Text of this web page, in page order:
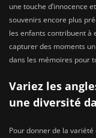
une touche d’innocence
souvenirs encore plus
les enfants contribuent à
capturer des moments
dans les mémoires pour
Variez les
une diversité
Pour donner de la